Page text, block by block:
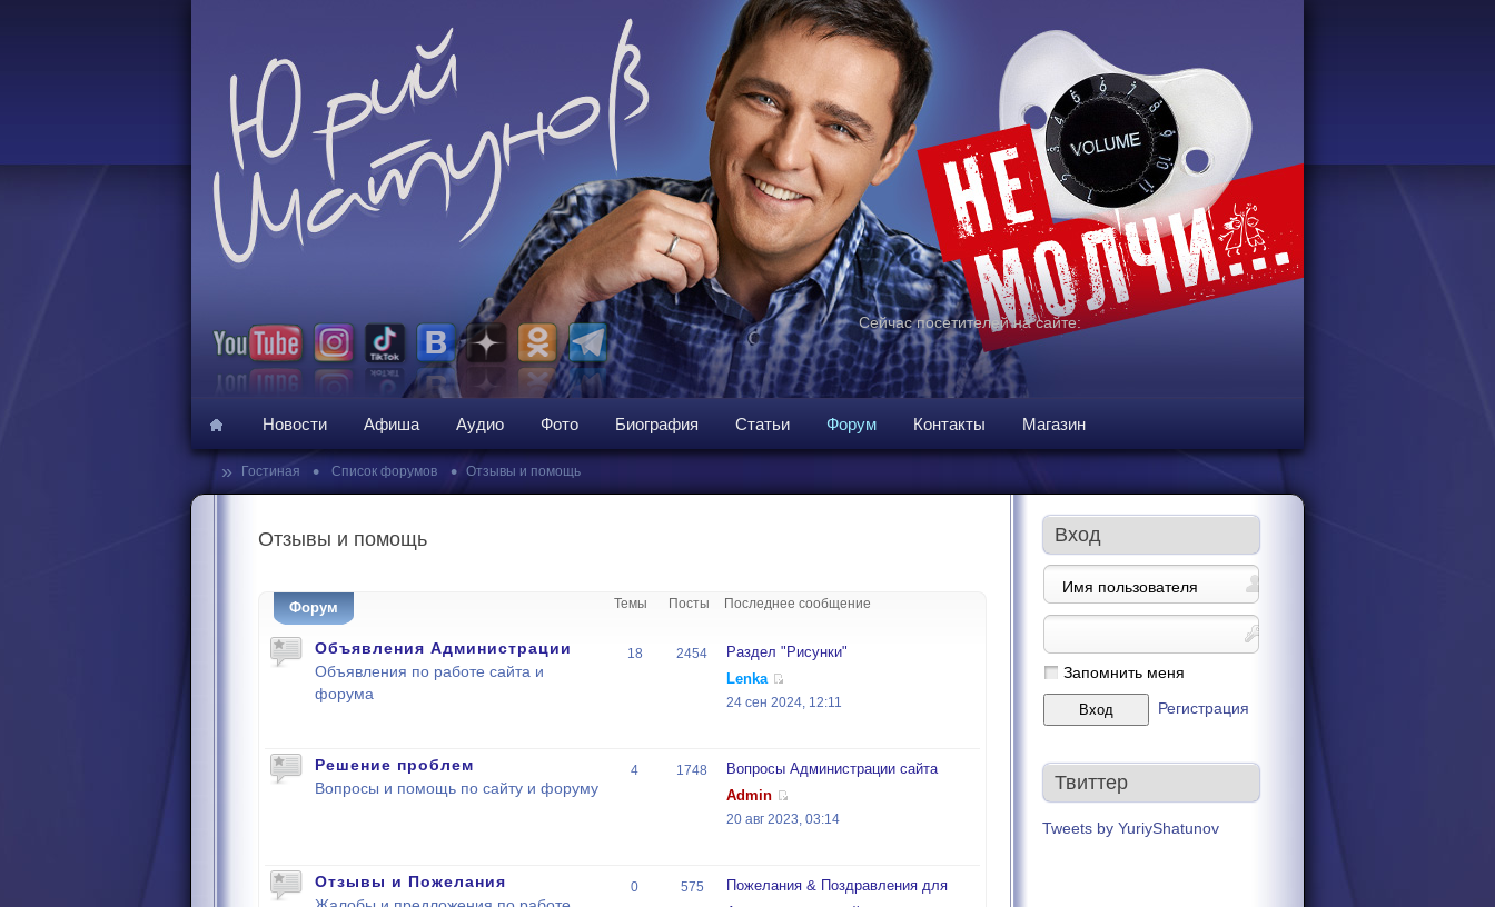
Сейчас посетителей на сайте:
Новости Афиша Аудио Фото Биография Статьи Форум Контакты Магазин
» Гостиная • Список форумов • Отзывы и помощь
Отзывы и помощь
Форум Темы Посты Последнее сообщение
Объявления Администрации
Объявления по работе сайта и
форума
18 2454
Раздел "Рисунки"
Lenka
24 сен 2024, 12:11
Решение проблем
Вопросы и помощь по сайту и форуму
4 1748
Вопросы Администрации сайта
Admin
20 авг 2023, 03:14
Отзывы и Пожелания 0 575
Пожелания & Поздравления для
Вход
Запомнить меня
Регистрация
Твиттер
Tweets by YuriyShatunov